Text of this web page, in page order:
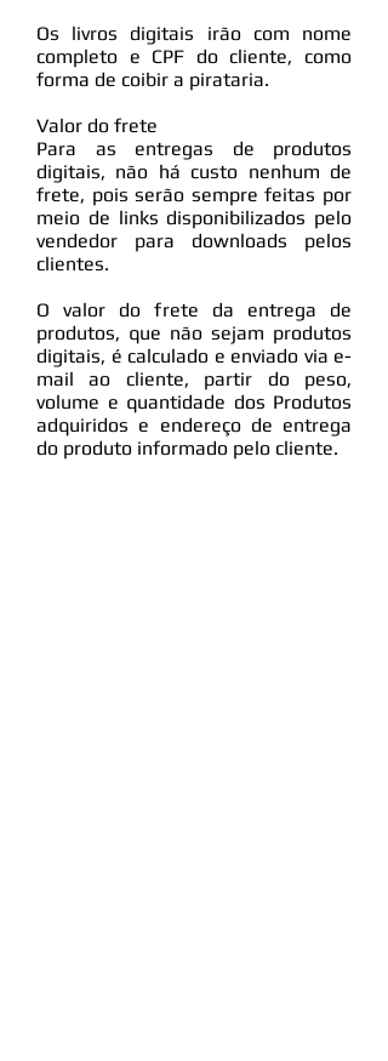
Os livros digitais irão com nome
completo e CPF do cliente, como
forma de coibir a pirataria.
Valor do frete
Para as entregas de produtos
digitais, não há custo nenhum de
frete, pois serão sempre feitas por
meio de links disponibilizados pelo
vendedor para downloads pelos
clientes.
O valor do frete da entrega de
produtos, que não sejam produtos
digitais, é calculado e enviado via e-
mail ao cliente, partir do peso,
volume e quantidade dos Produtos
adquiridos e endereço de entrega
do produto informado pelo cliente.